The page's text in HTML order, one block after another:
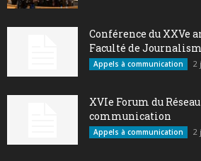
Conférence du XXVe
Faculté de
Appels à communication 2
XVIe Forum du
communication
Appels à communication 2